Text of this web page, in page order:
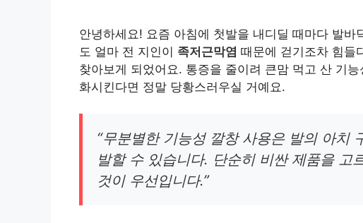
안녕하세요! 요즘 아침에 첫발을 내디딜 때마다 발
도 얼마 전 지인이 족저근막염 때문에 걷기조차 힘들
찾아보게 되었어요. 통증을 줄이려 큰맘 먹고 산 기
화시킨다면 정말 당황스러우실 거예요.
“무분별한 기능성 깔창 사용은 발의 아치
발할 수 있습니다. 단순히 비싼 제품을 고
것이 우선입니다.”